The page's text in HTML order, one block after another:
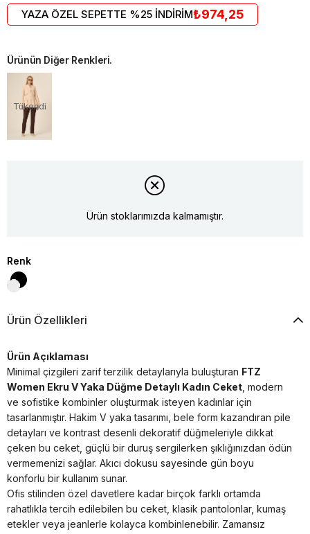
YAZA ÖZEL SEPETTE %25 İNDİRİM₺974,25
Ürünün Diğer Renkleri.
Tükendi
Ürün stoklarımızda kalmamıştır.
Renk
Ürün Özellikleri
Ürün Açıklaması
Minimal çizgileri zarif terzilik detaylarıyla buluşturan FTZ
Women Ekru V Yaka Düğme Detaylı Kadın Ceket , modern
ve sofistike kombinler oluşturmak isteyen kadınlar için
tasarlanmıştır. Hakim V yaka tasarımı, bele form kazandıran pile
detayları ve kontrast desenli dekoratif düğmeleriyle dikkat
çeken bu ceket, güçlü bir duruş sergilerken şıklığınızdan ödün
vermemenizi sağlar. Akıcı dokusu sayesinde gün boyu
konforlu bir kullanım sunar.
Ofis stilinden özel davetlere kadar birçok farklı ortamda
rahatlıkla tercih edilebilen bu ceket, klasik pantolonlar, kumaş
etekler veya jeanlerle kolayca kombinlenebilir. Zamansız